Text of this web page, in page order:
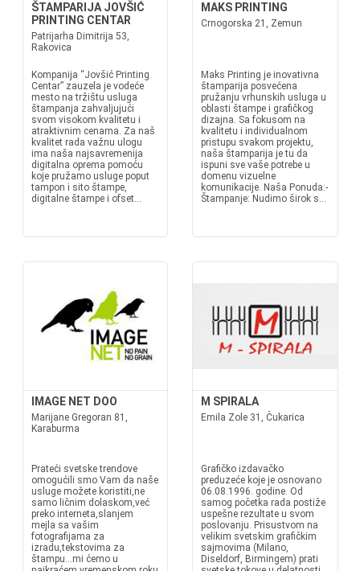
ŠTAMPARIJA JOVŠIĆ
PRINTING CENTAR
Patrijarha Dimitrija 53,
Rakovica
Kompanija “Jovšić Printing
Centar” zauzela je vodeće
mesto na tržištu usluga
štampanja zahvaljujući
svom visokom kvalitetu i
atraktivnim cenama. Za naš
kvalitet rada važnu ulogu
ima naša najsavremenija
digitalna oprema pomoću
koje pružamo usluge poput
tampon i sito štampe,
digitalne štampe i ofset...
MAKS PRINTING
Crnogorska 21, Zemun
Maks Printing je inovativna
štamparija posvećena
pružanju vrhunskih usluga u
oblasti štampe i grafičkog
dizajna. Sa fokusom na
kvalitetu i individualnom
pristupu svakom projektu,
naša štamparija je tu da
ispuni sve vaše potrebe u
domenu vizuelne
komunikacije. Naša Ponuda:-
Štampanje: Nudimo širok s...
IMAGE NET DOO
Marijane Gregoran 81,
Karaburma
Prateći svetske trendove
omogućili smo Vam da naše
usluge možete koristiti,ne
samo ličnim dolaskom,već
preko interneta,slanjem
mejla sa vašim
fotografijama za
izradu,tekstovima za
štampu...mi ćemo u
M SPIRALA
Emila Zole 31, Čukarica
Grafičko izdavačko
preduzeće koje je osnovano
06.08.1996. godine. Od
samog početka rada postiže
uspešne rezultate u svom
poslovanju. Prisustvom na
velikim svetskim grafičkim
sajmovima (Milano,
Diseldorf, Birmingem) prati